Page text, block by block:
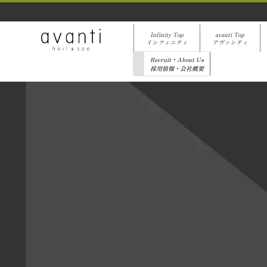
Infinity Top
インフィニティ
avanti Top
アヴァンティ
Recruit・About Us
採用情報・会社概要